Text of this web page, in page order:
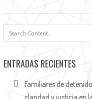
ENTRADAS RECIENTES
Familiares de